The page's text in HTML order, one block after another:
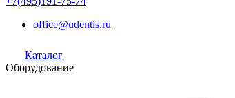
office@udentis.ru
Каталог
Оборудование